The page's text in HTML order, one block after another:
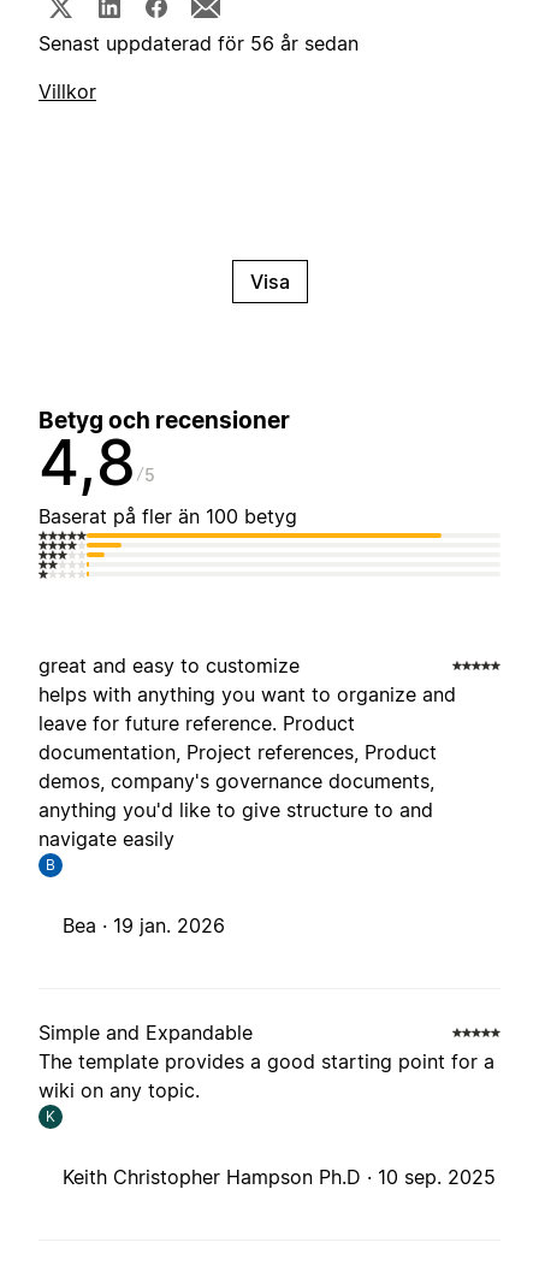
Senast uppdaterad för 56 år sedan
Villkor
Visa
Betyg och recensioner
4,8 5
Baserat på fler än 100 betyg
great and easy to customize
helps with anything you want to organize and
leave for future reference. Product
documentation, Project references, Product
demos, company's governance documents,
anything you'd like to give structure to and
navigate easily
B
Bea · 19 jan. 2026
Simple and Expandable
The template provides a good starting point for a
wiki on any topic.
K
Keith Christopher Hampson Ph.D · 10 sep. 2025